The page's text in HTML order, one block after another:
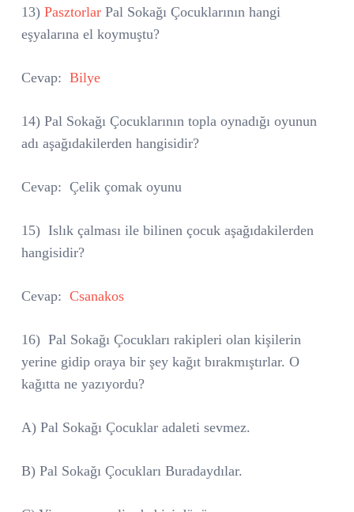
13) Pasztorlar Pal Sokağı Çocuklarının hangi
eşyalarına el koymuştu?
Cevap: Bilye
14) Pal Sokağı Çocuklarının topla oynadığı oyunun
adı aşağıdakilerden hangisidir?
Cevap: Çelik çomak oyunu
15) Islık çalması ile bilinen çocuk aşağıdakilerden
hangisidir?
Cevap: Csanakos
16) Pal Sokağı Çocukları rakipleri olan kişilerin
yerine gidip oraya bir şey kağıt bırakmıştırlar. O
kağıtta ne yazıyordu?
A) Pal Sokağı Çocuklar adaleti sevmez.
B) Pal Sokağı Çocukları Buradaydılar.